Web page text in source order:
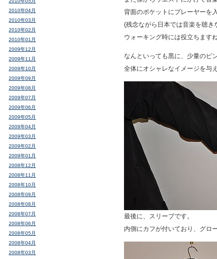
背面のポケットにプレーヤーを
(残念ながら日本では音楽を聴
ウォーキング時には役立ちます
なんといっても黒に、少量のピ
全体にオシャレなイメージを与
最後に、スリーブです。
内側にカフが付いており、グロ
2010年04月
2010年03月
2010年02月
2010年01月
2009年12月
2009年11月
2009年10月
2009年09月
2009年08月
2009年07月
2009年06月
2009年05月
2009年04月
2009年03月
2009年02月
2009年01月
2008年12月
2008年11月
2008年10月
2008年09月
2008年08月
2008年07月
2008年06月
2008年05月
2008年04月
2008年03月